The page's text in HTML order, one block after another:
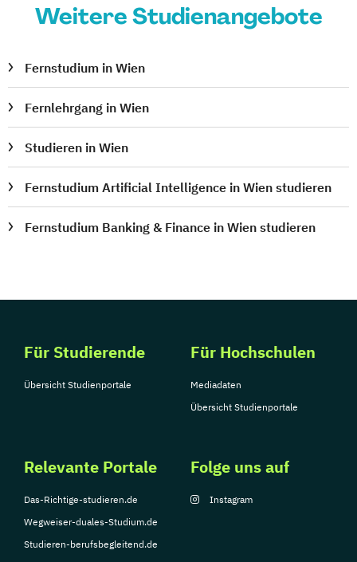
Wirtschaftspsychologie (DE/EN)
Weitere Studienangebote
Fernstudium in Wien
Fernlehrgang in Wien
Studieren in Wien
Fernstudium Artificial Intelligence in Wien studieren
Fernstudium Banking & Finance in Wien studieren
Für Studierende
Übersicht Studienportale
Für Hochschulen
Mediadaten
Übersicht Studienportale
Relevante Portale
Das-Richtige-studieren.de
Wegweiser-duales-Studium.de
Studieren-berufsbegleitend.de
Folge uns auf
Instagram